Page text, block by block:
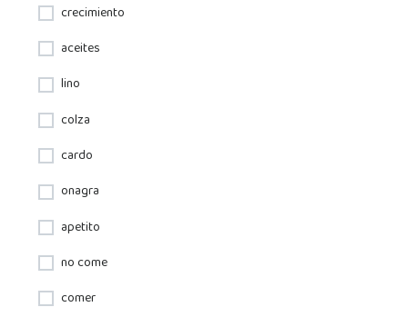
crecimiento
aceites
lino
colza
cardo
onagra
apetito
no come
comer